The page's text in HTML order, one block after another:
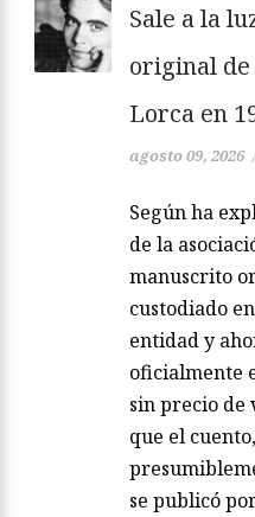
Sale a la
original
Lorca en
agosto 09, 2026
Según ha
de la
manuscrito
custodiado
entidad y
oficialmente
sin precio de
que el
se publicó